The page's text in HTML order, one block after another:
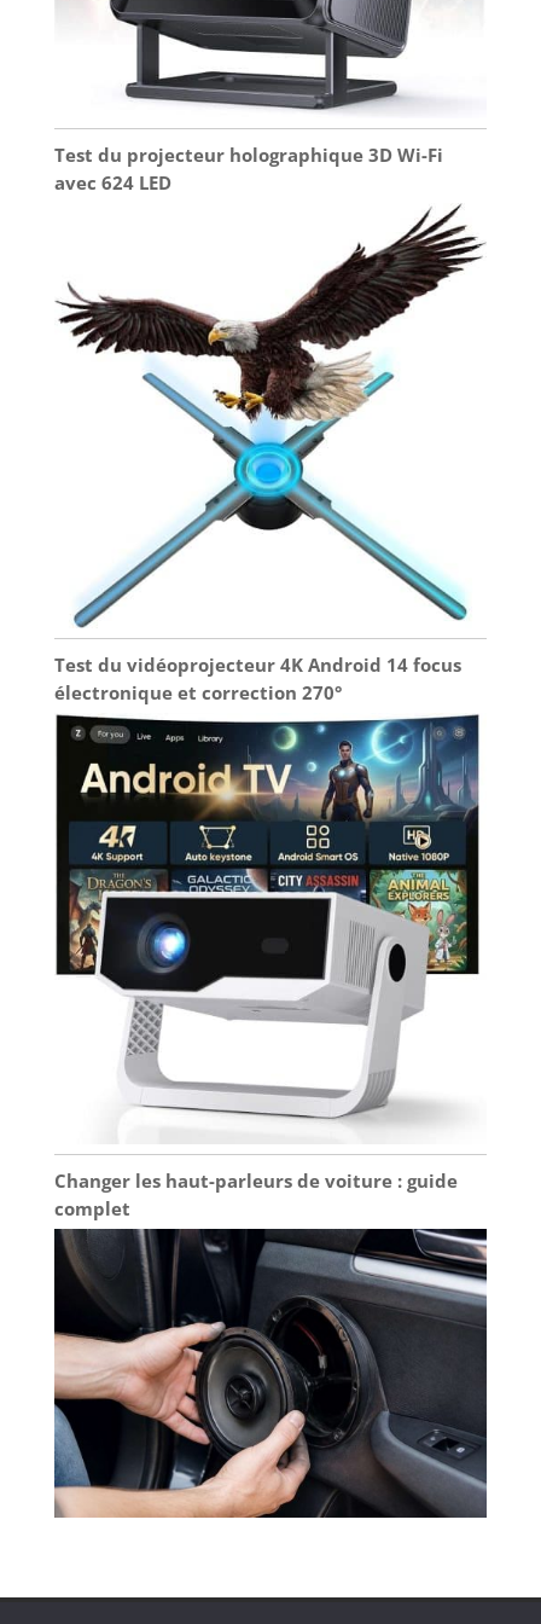
cette page ou contactez notre
service client. Achetez en toute
Test du projecteur holographique 3D Wi-Fi
avec 624 LED
Test du vidéoprojecteur 4K Android 14 focus
électronique et correction 270°
Changer les haut-parleurs de voiture : guide
complet